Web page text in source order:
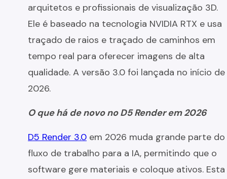
arquitetos e profissionais de visualização 3D.
Ele é baseado na tecnologia NVIDIA RTX e usa
traçado de raios e traçado de caminhos em
tempo real para oferecer imagens de alta
qualidade. A versão 3.0 foi lançada no início de
2026.
O que há de novo no D5 Render em 2026
D5 Render 3.0 em 2026 muda grande parte do
fluxo de trabalho para a IA, permitindo que o
software gere materiais e coloque ativos. Esta